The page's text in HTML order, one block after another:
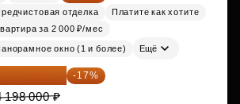
отделка
Платите как хотите
за 2 000 ₽/мес
окно (1 и более) Ещё
084 340 ₽ -17%
198 000 ₽